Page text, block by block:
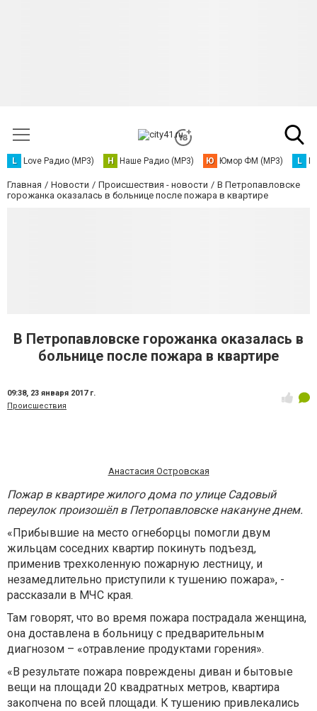
L Love Радио (MP3) Н Наше Радио (MP3) Ю Юмор ФМ (MP3) L
Главная Новости Происшествия - новости
В Петропавловске
горожанка оказалась в больнице после пожара в квартире
В Петропавловске горожанка оказалась в
больнице после пожара в квартире
09:38, 23 января 2017 г.
Происшествия
Анастасия Островская
Пожар в квартире жилого дома по улице Садовый
переулок произошёл в Петропавловске накануне днем.
«Прибывшие на место огнеборцы помогли двум
жильцам соседних квартир покинуть подъезд,
применив трехколенную пожарную лестницу, и
незамедлительно приступили к тушению пожара», -
рассказали в МЧС края.
Там говорят, что во время пожара пострадала женщина,
она доставлена в больницу с предварительным
диагнозом – «отравление продуктами горения».
«В результате пожара повреждены диван и бытовые
вещи на площади 20 квадратных метров, квартира
закопчена по всей площади. К тушению привлекались